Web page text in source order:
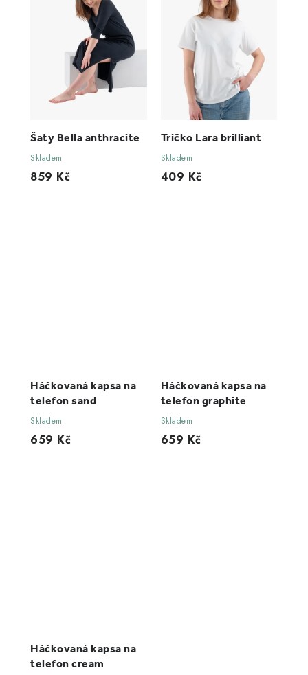
Šaty Bella anthracite
Skladem
859 Kč
Tričko Lara brilliant
Skladem
409 Kč
Háčkovaná kapsa na
telefon sand
Skladem
659 Kč
Háčkovaná kapsa na
telefon graphite
Skladem
659 Kč
Háčkovaná kapsa na
telefon cream